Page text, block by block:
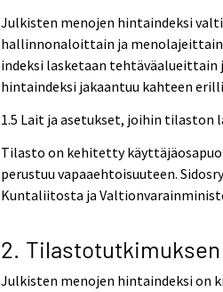
Julkisten menojen hintaindeksi
hallinnonaloittain ja
indeksi lasketaan
hintaindeksi jakaantuu kahteen
1.5 Lait ja asetukset, joihin tilaston
Tilasto on kehitetty
perustuu vapaaehtoisuuteen.
Kuntaliitosta ja
2.
Julkisten menojen hintaindeksi on